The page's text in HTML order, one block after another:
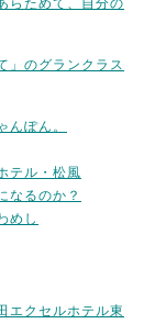
らためて、自分の
」のグランクラス
ぽん。
テル・松風
なるのか？
めし
エクセルホテル東